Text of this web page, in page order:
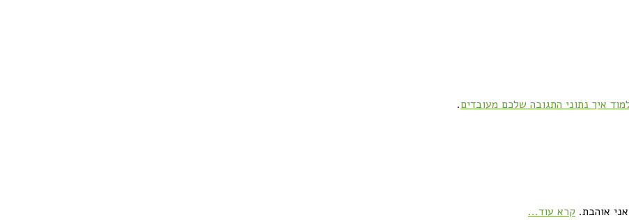
איך נתוני התגובה שלכם מעובדים.
אוהבת. קרא עוד...